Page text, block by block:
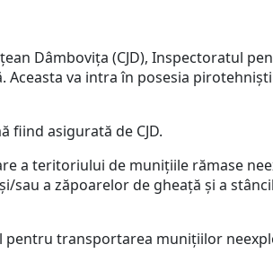
Dâmbovița (CJD), Inspectoratul
va intra în posesia
fiind asigurată de CJD.
a teritoriului de muniţiile rămase
a zăpoarelor de gheaţă şi a
transportarea muniţiilor